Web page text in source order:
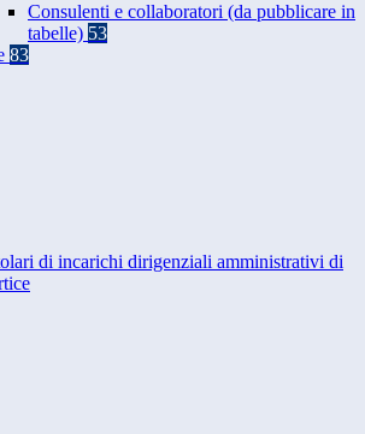
Consulenti e collaboratori (da pubblicare in
tabelle) 53
83
di incarichi dirigenziali amministrativi di